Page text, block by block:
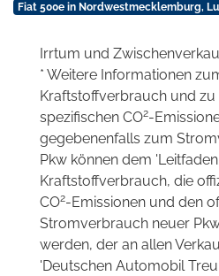
Fiat 500e in Nordwestmecklemburg,
Irrtum und
* Weitere Informationen
Kraftstoffverbrauch und zu
spezifischen CO2-
gegebenenfalls zum
Pkw können dem
Kraftstoffverbrauch, die
CO2-Emissionen und den
Stromverbrauch neuer
werden, der an allen
'Deutschen Automobil